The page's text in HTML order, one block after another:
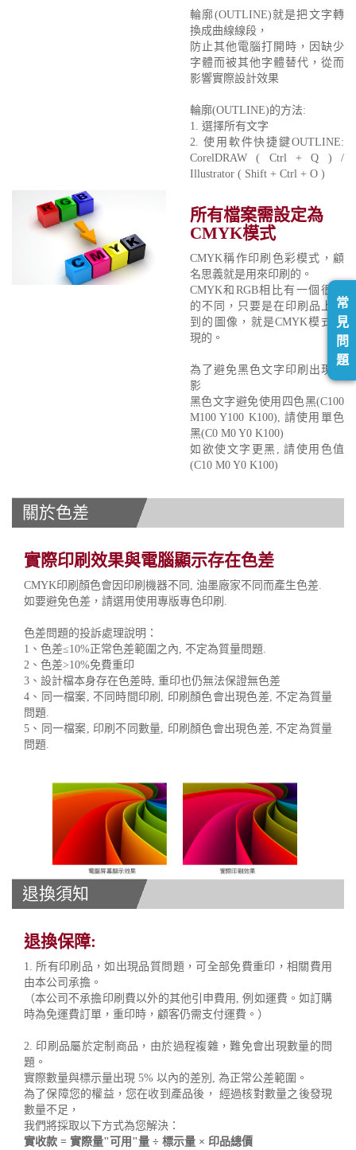
輪廓(OUTLINE)就是把文字轉
換成曲線線段，
防止其他電腦打開時，因缺少
字體而被其他字體替代，從而
影響實際設計效果
輪廓(OUTLINE)的方法:
1. 選擇所有文字
2. 使用軟件快捷鍵OUTLINE:
CorelDRAW ( Ctrl + Q ) /
Illustrator ( Shift + Ctrl + O )
所有檔案需設定為
CMYK模式
CMYK稱作印刷色彩模式，顧
名思義就是用來印刷的。
CMYK和RGB相比有一個很大
的不同，只要是在印刷品上看
到的圖像，就是CMYK模式表
現的。
為了避免黑色文字印刷出現重
影
黑色文字避免使用四色黑(C100
M100 Y100 K100), 請使用單色
黑(C0 M0 Y0 K100)
如欲使文字更黑, 請使用色值
(C10 M0 Y0 K100)
關於色差
實際印刷效果與電腦顯示存在色差
CMYK印刷顏色會因印刷機器不同, 油墨廠家不同而產生色差.
如要避免色差，請選用使用專版專色印刷.
色差問題的投訴處理說明：
1、色差≤10%正常色差範圍之內, 不定為質量問題.
2、色差>10%免費重印
3、設計檔本身存在色差時, 重印也仍無法保證無色差
4、同一檔案, 不同時間印刷, 印刷顏色會出現色差, 不定為質量
問題.
5、同一檔案, 印刷不同數量, 印刷顏色會出現色差, 不定為質量
問題.
退換須知
退換保障:
1. 所有印刷品，如出現品質問題，可全部免費重印，相關費用
由本公司承擔。
（本公司不承擔印刷費以外的其他引申費用, 例如運費。如訂購
時為免運費訂單，重印時，顧客仍需支付運費。）
2. 印刷品屬於定制商品，由於過程複雜，難免會出現數量的問
題。
實際數量與標示量出現 5% 以內的差別, 為正常公差範圍。
為了保障您的權益，您在收到產品後， 經過核對數量之後發現
數量不足，
我們將採取以下方式為您解決：
實收款 = 實際量"可用"量 ÷ 標示量 × 印品總價
常
見
問
題